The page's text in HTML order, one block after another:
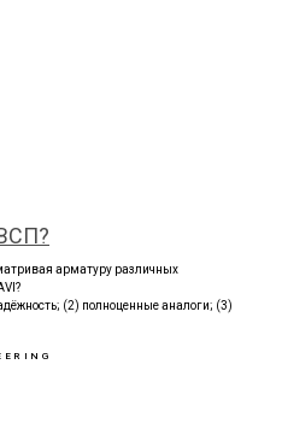
арматуру различных
(2) полноценные аналоги; (3)